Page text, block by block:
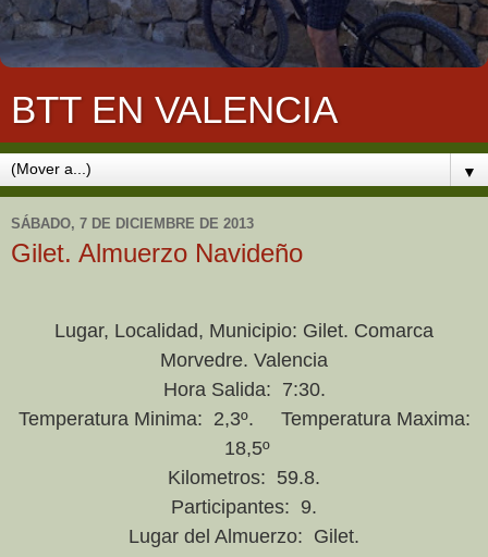
BTT EN VALENCIA
▼
SÁBADO, 7 DE DICIEMBRE DE 2013
Gilet. Almuerzo Navideño
Lugar, Localidad, Municipio: Gilet. Comarca
Morvedre. Valencia
Hora Salida: 7:30.
Temperatura Minima: 2,3º. Temperatura Maxima:
18,5º
Kilometros: 59.8.
Participantes: 9.
Lugar del Almuerzo: Gilet.